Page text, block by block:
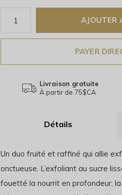
AJOUTER
PAYER
Livraison gratuite
À partir de 75$CA
Détails
Un duo fruité et raffiné qui allie
onctueuse. L’exfoliant au sucre
fouetté la nourrit en profondeur,